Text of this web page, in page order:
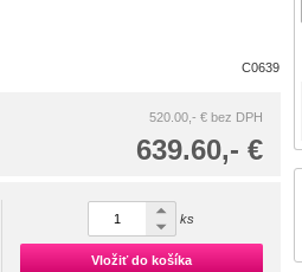
C0639
520.00,- € bez DPH
639.60,- €
ks
Vložiť do košíka